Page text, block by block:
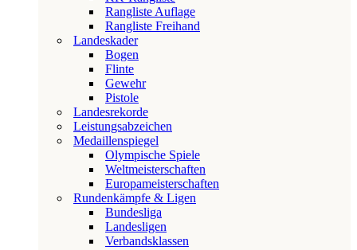
Rangliste Auflage
Rangliste Freihand
Landeskader
Bogen
Flinte
Gewehr
Pistole
Landesrekorde
Leistungsabzeichen
Medaillenspiegel
Olympische Spiele
Weltmeisterschaften
Europameisterschaften
Rundenkämpfe & Ligen
Bundesliga
Landesligen
Verbandsklassen